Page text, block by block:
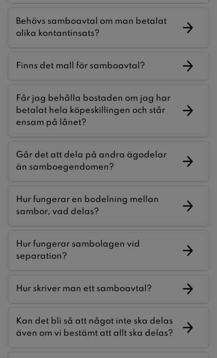
Behövs samboavtal om man betalat
olika kontantinsats?
Finns det mall för samboavtal?
Får jag behålla bostaden om jag har
betalat hela köpeskillingen och står
ensam på lånet?
Går det att dela på andra ägodelar
än samboegendomen?
Hur fungerar en bodelning mellan
sambor, vad delas?
Hur fungerar sambolagen vid
separation?
Hur skriver man ett samboavtal?
Kan det bli så att något inte ska delas
även om vi bestämt att allt ska delas?